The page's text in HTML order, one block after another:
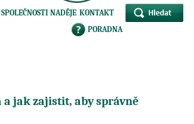
SPOLEČNOSTI NADĚJE KONTAKT
PORADNA
jak zajistit, aby správně